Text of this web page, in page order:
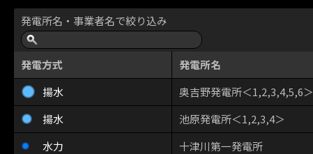
発電所名・事業者名で絞り込み
発電方式 発電所名
揚水
奥吉野発電所＜1,2,3,4,5,6＞
揚水
池原発電所＜1,2,3,4＞
水力
十津川第一発電所